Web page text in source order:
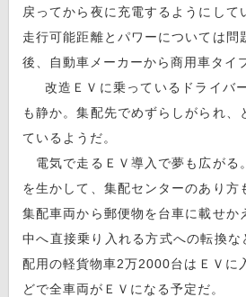
戻ってから夜に充電するようにし
走行可能距離とパワーについては
後、自動車メーカーから商用車タイ
改造ＥＶに乗っているドライバ
も静か。集配先でめずらしがられ
ているようだ。
電気で走るＥＶ導入で夢も広がる
を生かして、集配センターのあり
集配車両から郵便物を台車に載せ
中へ直接乗り入れる方式への転換
配用の軽貨物車2万2000台はＥＶに
どで全車両がＥＶになる予定だ。